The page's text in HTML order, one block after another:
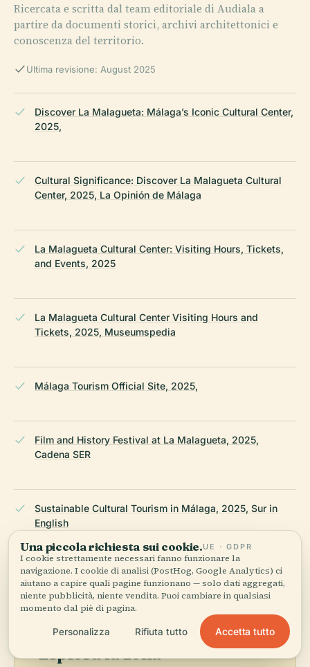
Ricercata e scritta dal team editoriale di Audiala a
partire da documenti storici, archivi architettonici e
conoscenza del territorio.
Ultima revisione: August 2025
Discover La Malagueta: Málaga’s Iconic Cultural Center,
2025,
Cultural Significance: Discover La Malagueta Cultural
Center, 2025, La Opinión de Málaga
La Malagueta Cultural Center: Visiting Hours, Tickets,
and Events, 2025
La Malagueta Cultural Center Visiting Hours and
Tickets, 2025, Museumspedia
Málaga Tourism Official Site, 2025,
Film and History Festival at La Malagueta, 2025,
Cadena SER
Sustainable Cultural Tourism in Málaga, 2025, Sur in
English
ULTIMA REVISIONE: AUGUST 2025
Ricercato da Wikidata, Wikipedia e fonti ufficiali · verificato ·
Come creiamo le nostre guide →
Esplora la zona
Una piccola richiesta sui cookie.UE · GDPR
I cookie strettamente necessari fanno funzionare la
navigazione. I cookie di analisi (PostHog, Google Analytics) ci
aiutano a capire quali pagine funzionano — solo dati aggregati,
niente pubblicità, niente vendita. Puoi cambiare in qualsiasi
momento dal piè di pagina.
Personalizza Rifiuta tutto Accetta tutto